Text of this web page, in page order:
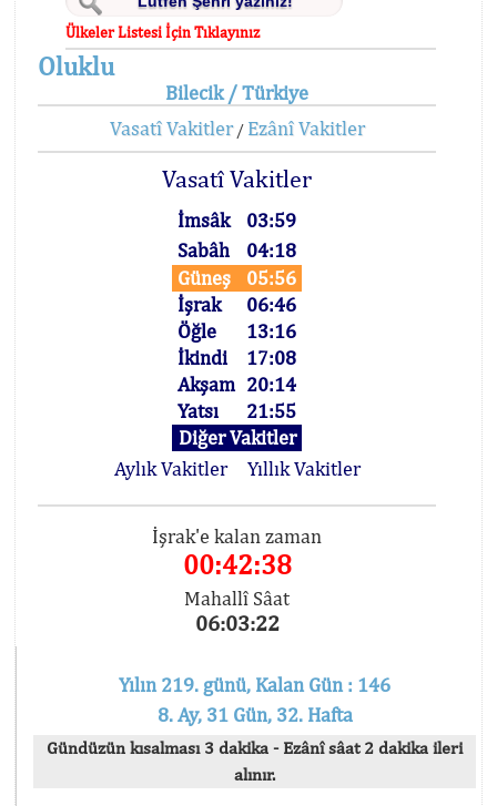
Ülkeler Listesi İçin Tıklayınız
Oluklu
Bilecik / Türkiye
Vasatî Vakitler/ Ezânî Vakitler
Vasatî Vakitler
İmsâk
03:59
Sabâh
04:18
Güneş
05:56
İşrak
06:46
Öğle
13:16
İkindi
17:08
Akşam 20:14
Yatsı
21:55
Diğer Vakitler
Aylık Vakitler
Yıllık Vakitler
İşrak'e kalan zaman
00:42:38
Mahallî Sâat
06:03:22
Yılın 219. günü, Kalan Gün : 146
8. Ay, 31 Gün, 32. Hafta
Gündüzün kısalması 3 dakika - Ezânî sâat 2 dakika ileri
alınır.